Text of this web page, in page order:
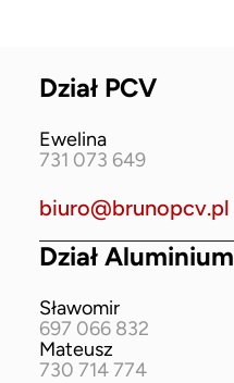
Dział PCV
Ewelina
731 073 649
biuro@brunopcv.pl
Dział Aluminium
Sławomir
697 066 832
Mateusz
730 714 774